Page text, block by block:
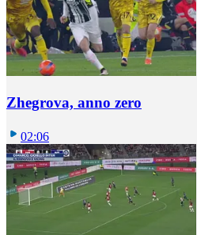
Zhegrova, anno zero
02:06